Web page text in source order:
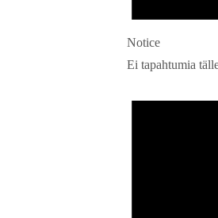
Notice
Ei tapahtumia